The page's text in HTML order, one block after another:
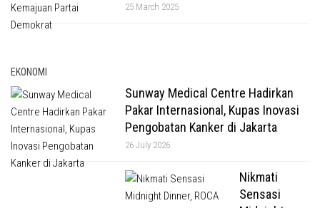
25 March 2025
EKONOMI
Sunway Medical Centre Hadirkan
Pakar Internasional, Kupas Inovasi
Pengobatan Kanker di Jakarta
26 July 2026
Nikmati
Sensasi